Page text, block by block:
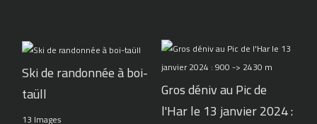
Ski de randonnée à boi-
taüll
13 Images
Gros déniv au Pic de
l'Har le 13 janvier 2024 :